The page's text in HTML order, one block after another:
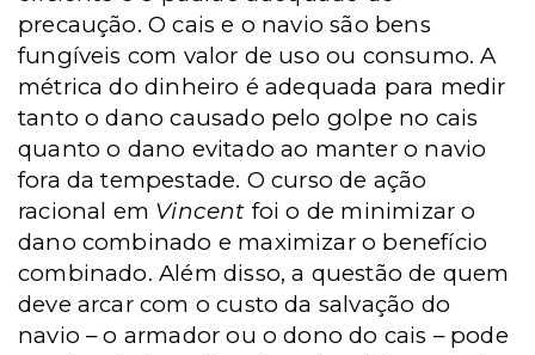
precaução. O cais e o navio são bens
fungíveis com valor de uso ou consumo. A
métrica do dinheiro é adequada para medir
tanto o dano causado pelo golpe no cais
quanto o dano evitado ao manter o navio
fora da tempestade. O curso de ação
racional em Vincent foi o de minimizar o
dano combinado e maximizar o benefício
combinado. Além disso, a questão de quem
deve arcar com o custo da salvação do
navio – o armador ou o dono do cais – pode